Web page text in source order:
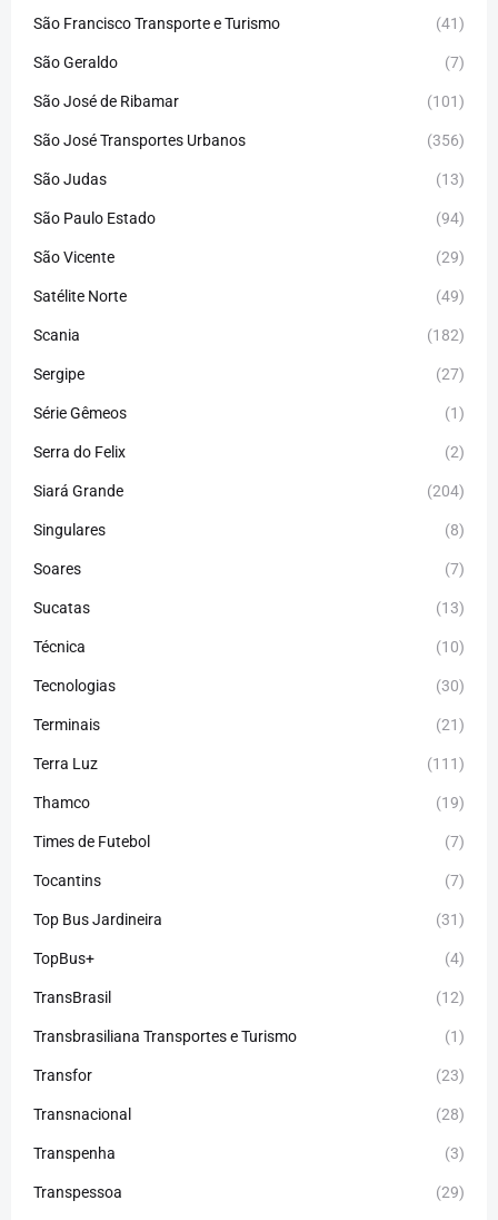
São Francisco Transporte e Turismo (41)
São Geraldo (7)
São José de Ribamar (101)
São José Transportes Urbanos (356)
São Judas (13)
São Paulo Estado (94)
São Vicente (29)
Satélite Norte (49)
Scania (182)
Sergipe (27)
Série Gêmeos (1)
Serra do Felix (2)
Siará Grande (204)
Singulares (8)
Soares (7)
Sucatas (13)
Técnica (10)
Tecnologias (30)
Terminais (21)
Terra Luz (111)
Thamco (19)
Times de Futebol (7)
Tocantins (7)
Top Bus Jardineira (31)
TopBus+ (4)
TransBrasil (12)
Transbrasiliana Transportes e Turismo (1)
Transfor (23)
Transnacional (28)
Transpenha (3)
Transpessoa (29)